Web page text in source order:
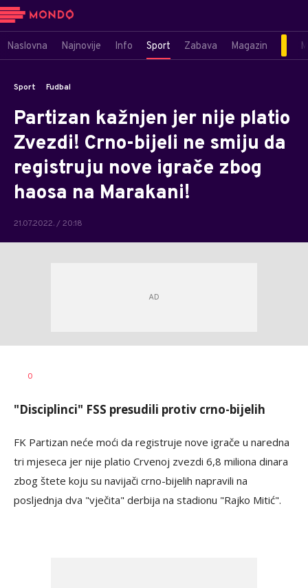
Naslovna Najnovije Info Sport Zabava Magazin
Sport Fudbal
Partizan kažnjen jer nije platio
Zvezdi! Crno-bijeli ne smiju da
registruju nove igrače zbog
haosa na Marakani!
21.07.2022. / 20:18
AUTOR
0
"Disciplinci" FSS presudili protiv crno-bijelih
FK Partizan neće moći da registruje nove igrače u naredna
tri mjeseca jer nije platio Crvenoj zvezdi 6,8 miliona dinara
zbog štete koju su navijači crno-bijelih napravili na
posljednja dva "vječita" derbija na stadionu "Rajko Mitić".